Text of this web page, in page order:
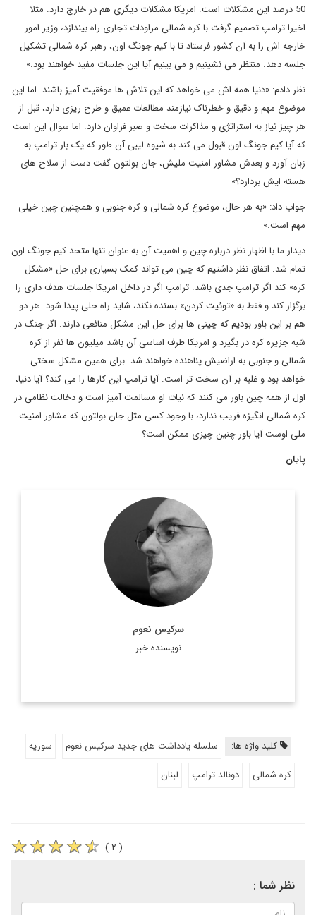
50 درصد این مشکلات است. امریکا مشکلات دیگری هم در خارج دارد. مثلا
اخیرا ترامپ تصمیم گرفت با کره شمالی مراودات تجاری راه بیندازد، وزیر امور
خارجه اش را به آن کشور فرستاد تا با کیم جونگ اون، رهبر کره شمالی تشکیل
جلسه دهد. منتظر می نشینیم و می بینیم آیا این جلسات مفید خواهند بود.»
نظر دادم: «دنیا همه اش می خواهد که این تلاش ها موفقیت آمیز باشند. اما این
موضوع مهم و دقیق و خطرناک نیازمند مطالعات عمیق و طرح ریزی دارد، قبل از
هر چیز نیاز به استراتژی و مذاکرات سخت و صبر فراوان دارد. اما سوال این است
که آیا کیم جونگ اون قبول می کند به شیوه لیبی آن طور که یک بار ترامپ به
زبان آورد و بعدش مشاور امنیت ملیش، جان بولتون گفت دست از سلاح های
هسته ایش بردارد؟»
جواب داد: «به هر حال، موضوع کره شمالی و کره جنوبی و همچنین چین خیلی
مهم است.»
دیدار ما با اظهار نظر درباره چین و اهمیت آن به عنوان تنها متحد کیم جونگ اون
تمام شد. اتفاق نظر داشتیم که چین می تواند کمک بسیاری برای حل «مشکل
کره» کند اگر ترامپ جدی باشد. ترامپ اگر در داخل امریکا جلسات هدف داری را
برگزار کند و فقط به «توئیت کردن» بسنده نکند، شاید راه حلی پیدا شود. هر دو
هم بر این باور بودیم که چینی ها برای حل این مشکل منافعی دارند. اگر جنگ در
شبه جزیره کره در بگیرد و امریکا طرف اساسی آن باشد میلیون ها نفر از کره
شمالی و جنوبی به اراضیش پناهنده خواهند شد. برای همین مشکل سختی
خواهد بود و غلبه بر آن سخت تر است. آیا ترامپ این کارها را می کند؟ آیا دنیا،
اول از همه چین باور می کنند که نیات او مسالمت آمیز است و دخالت نظامی در
کره شمالی انگیزه فریب ندارد، با وجود کسی مثل جان بولتون که مشاور امنیت
ملی اوست آیا باور چنین چیزی ممکن است؟
پایان
سرکیس نعوم
نویسنده خبر
سركيس نعوم، نويسنده و روزنامه نگار مشهور لبناني ويكي از ستون
نويسان روزنامه النهار است. وی در سال 2011 جایزه جهانی جبران
خلیل جبران را در استرالیا دریافت کرد. ...
اطلاعات بیشتر
کلید واژه ها: سلسله یادداشت های جدید سرکیس نعوم
سوریه
کره شمالی
دونالد ترامپ لبنان
( ۲ )
نظر شما :